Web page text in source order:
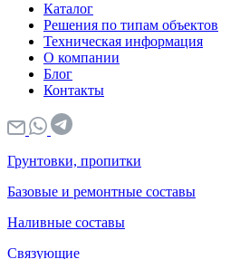
Каталог
Решения по типам объектов
Техническая информация
О компании
Блог
Контакты
Грунтовки, пропитки
Базовые и ремонтные составы
Наливные составы
Связующие